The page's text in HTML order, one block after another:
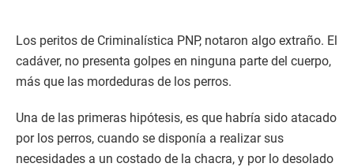
Los peritos de Criminalística PNP, notaron algo extraño. El
cadáver, no presenta golpes en ninguna parte del cuerpo,
más que las mordeduras de los perros.
Una de las primeras hipótesis, es que habría sido atacado
por los perros, cuando se disponía a realizar sus
necesidades a un costado de la chacra, y por lo desolado